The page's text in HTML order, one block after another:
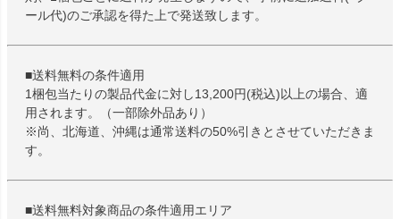
ール代)のご承認を得た上で発送致します。
■送料無料の条件適用
1梱包当たりの製品代金に対し13,200円(税込)以上の場合、適
用されます。（一部除外品あり）
※尚、北海道、沖縄は通常送料の50%引きとさせていただきま
す。
■送料無料対象商品の条件適用エリア